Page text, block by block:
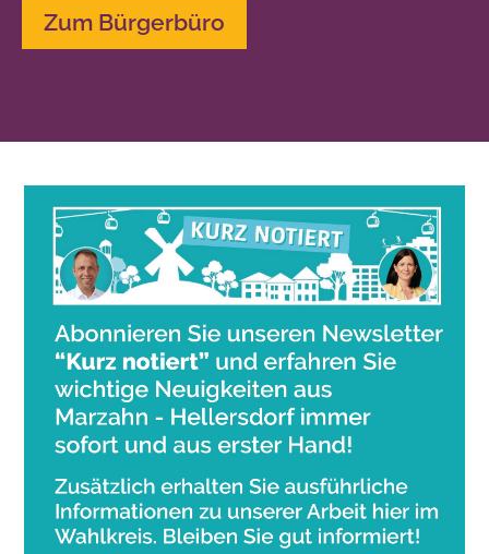
Zum Bürgerbüro